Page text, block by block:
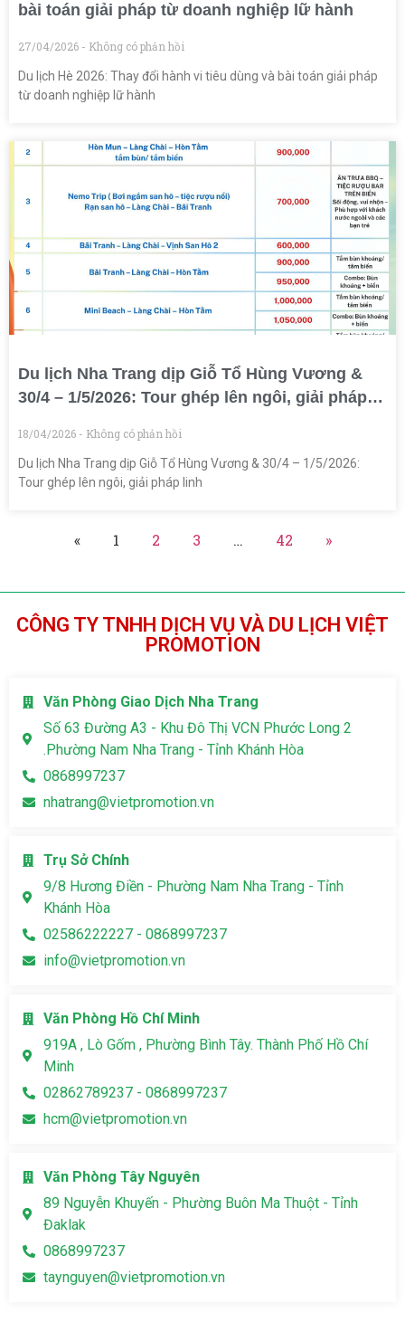
bài toán giải pháp từ doanh nghiệp lữ hành
27/04/2026 Không có phản hồi
Du lịch Hè 2026: Thay đổi hành vi tiêu dùng và bài toán giải pháp
từ doanh nghiệp lữ hành
Du lịch Nha Trang dịp Giỗ Tổ Hùng Vương &
30/4 – 1/5/2026: Tour ghép lên ngôi, giải pháp
18/04/2026 Không có phản hồi
Du lịch Nha Trang dịp Giỗ Tổ Hùng Vương & 30/4 – 1/5/2026:
Tour ghép lên ngôi, giải pháp linh
« 1 2 3 … 42 »
CÔNG TY TNHH DỊCH VỤ VÀ DU LỊCH VIỆT
PROMOTION
Văn Phòng Giao Dịch Nha Trang
Số 63 Đường A3 - Khu Đô Thị VCN Phước Long 2
.Phường Nam Nha Trang - Tỉnh Khánh Hòa
0868997237
nhatrang@vietpromotion.vn
Trụ Sở Chính
9/8 Hương Điền - Phường Nam Nha Trang - Tỉnh
Khánh Hòa
02586222227 - 0868997237
info@vietpromotion.vn
Văn Phòng Hồ Chí Minh
919A , Lò Gốm , Phường Bình Tây. Thành Phố Hồ Chí
Minh
02862789237 - 0868997237
hcm@vietpromotion.vn
Văn Phòng Tây Nguyên
89 Nguyễn Khuyến - Phường Buôn Ma Thuột - Tỉnh
Đaklak
0868997237
taynguyen@vietpromotion.vn